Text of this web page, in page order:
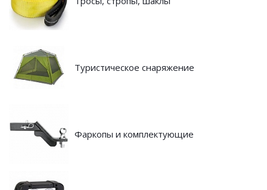
Туристическое снаряжение
Фаркопы и комплектующие